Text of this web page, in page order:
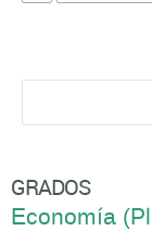
GRADOS
Economí­a